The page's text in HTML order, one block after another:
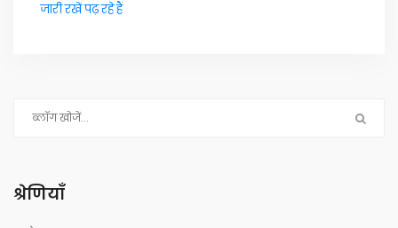
जारी रखें पढ़ रहे हैं
श्रेणियाँ